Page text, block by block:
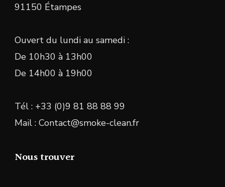
91150 Étampes
Ouvert du lundi au samedi :
De 10h30 à 13h00
De 14h00 à 19h00
Tél : +33 (0)9 81 88 88 99
Mail : Contact@smoke-clean.fr
Nous trouver